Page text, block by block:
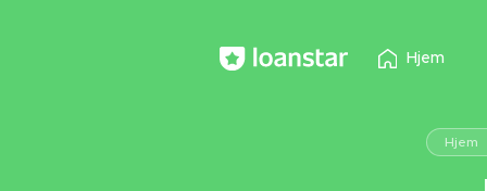
Hjem
Hjem